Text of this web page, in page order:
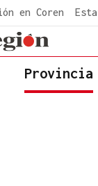
en Coren
Provincia